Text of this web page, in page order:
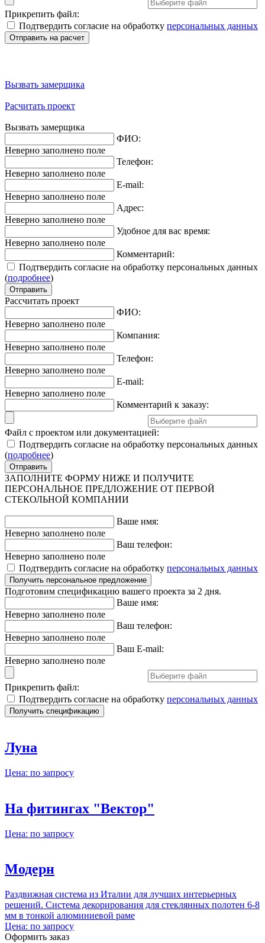
Прикрепить файл:
Подтвердить согласие на обработку персональных данных
Вызвать замерщика
Расчитать проект
Вызвать замерщика
ФИО:
Неверно заполнено поле
Телефон:
Неверно заполнено поле
E-mail:
Неверно заполнено поле
Адрес:
Неверно заполнено поле
Удобное для вас время:
Неверно заполнено поле
Комментарий:
Подтвердить согласие на обработку персональных данных
(подробнее)
Рассчитать проект
ФИО:
Неверно заполнено поле
Компания:
Неверно заполнено поле
Телефон:
Неверно заполнено поле
E-mail:
Неверно заполнено поле
Комментарий к заказу:
Файл с проектом или документацией:
Подтвердить согласие на обработку персональных данных
(подробнее)
ЗАПОЛНИТЕ ФОРМУ НИЖЕ И ПОЛУЧИТЕ
ПЕРСОНАЛЬНОЕ ПРЕДЛОЖЕНИЕ ОТ ПЕРВОЙ
СТЕКОЛЬНОЙ КОМПАНИИ
Ваше имя:
Неверно заполнено поле
Ваш телефон:
Неверно заполнено поле
Подтвердить согласие на обработку персональных данных
Подготовим спецификацию вашего проекта за 2 дня.
Ваше имя:
Неверно заполнено поле
Ваш телефон:
Неверно заполнено поле
Ваш E-mail:
Неверно заполнено поле
Прикрепить файл:
Подтвердить согласие на обработку персональных данных
Луна
Цена: по запросу
На фитингах "Вектор"
Цена: по запросу
Модерн
Раздвижная система из Италии для лучших интерьерных
решений. Система декорирования для стеклянных полотен 6-8
мм в тонкой алюминиевой раме
Цена: по запросу
Оформить заказ